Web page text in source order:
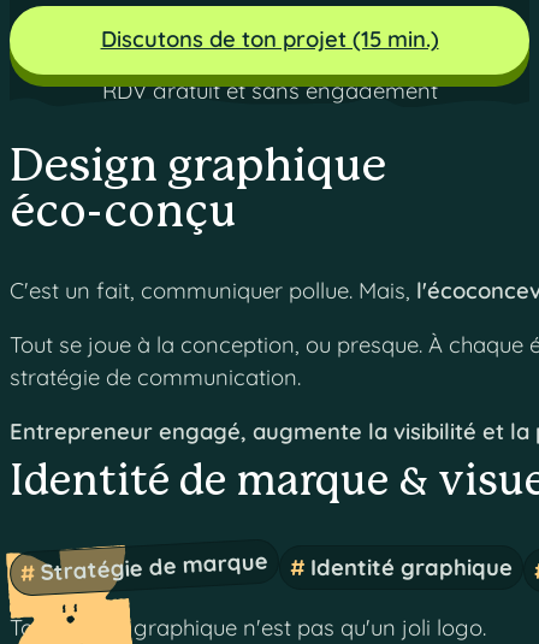
Discutons de ton projet (15 min.)
RDV gratuit et sans engagement
Design graphique
éco-conçu
C'est un fait, communiquer pollue. Mais,
Tout se joue à la conception, ou presque. À
stratégie de communication.
Entrepreneur engagé, augmente la visibilité et
Identité de marque &
Stratégie de marque Identité graphique
Ton identité graphique n'est pas qu'un joli logo.